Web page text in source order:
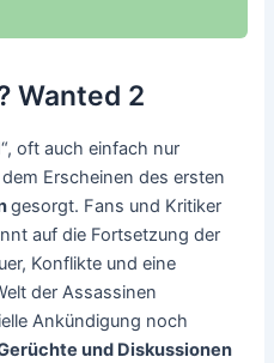
Wanted 2
oft auch einfach nur
Erscheinen des ersten
gesorgt. Fans und Kritiker
auf die Fortsetzung der
Konflikte und eine
der Assassinen
Ankündigung noch
und Diskussionen